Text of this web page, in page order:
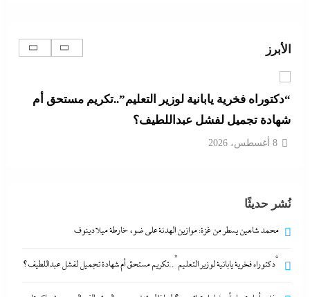
الأبرز
8 أغسطس، 2026
رفض أم استبعاد أم خيار استراتيجي؟:لماذا لم تنضم مصر
إلى تحالف السعودية وباكستان وتركيا؟
8 أغسطس، 2026
وحشتونى” وتقنية 3D Mapping لأول مرة
8 أغسطس، 2026
محمد شاهين يسطر من غزة: موازين الهدنة على ضوء
خارطة ميلادينوف
نُشر حديثًا
محمد شاهين يسطر من غزة: موازين الهدنة على ضوء خارطة ميلادينوف
“دكتوراه فخرية يابانية لوزير التعليم”..تكريم مستحق أم شهادة تجميل لفشل عبداللطيف؟